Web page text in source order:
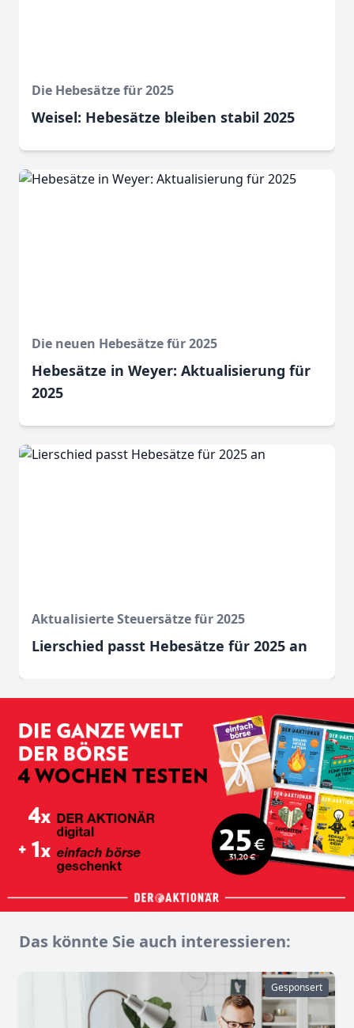
Die Hebesätze für 2025
Weisel: Hebesätze bleiben stabil 2025
Die neuen Hebesätze für 2025
Hebesätze in Weyer: Aktualisierung für
2025
Aktualisierte Steuersätze für 2025
Lierschied passt Hebesätze für 2025 an
Das könnte Sie auch interessieren:
Gesponsert